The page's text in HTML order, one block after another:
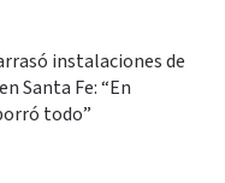
instalaciones de
Santa Fe: “En
todo”